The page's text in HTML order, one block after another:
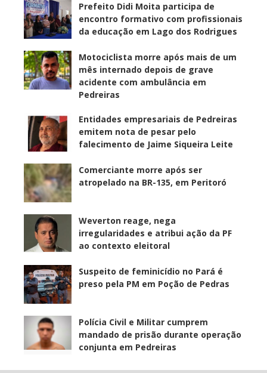
Prefeito Didi Moita participa de
encontro formativo com profissionais
da educação em Lago dos Rodrigues
Motociclista morre após mais de um
mês internado depois de grave
acidente com ambulância em
Pedreiras
Entidades empresariais de Pedreiras
emitem nota de pesar pelo
falecimento de Jaime Siqueira Leite
Comerciante morre após ser
atropelado na BR-135, em Peritoró
Weverton reage, nega
irregularidades e atribui ação da PF
ao contexto eleitoral
Suspeito de feminicídio no Pará é
preso pela PM em Poção de Pedras
Polícia Civil e Militar cumprem
mandado de prisão durante operação
conjunta em Pedreiras